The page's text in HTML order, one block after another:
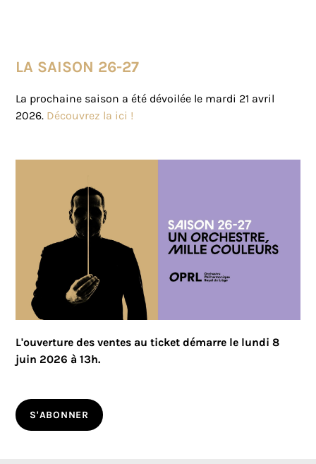
LA SAISON 26-27
La prochaine saison a été dévoilée le mardi 21 avril
2026. Découvrez la ici !
L'ouverture des ventes au ticket démarre le lundi 8
juin 2026 à 13h.
S'ABONNER